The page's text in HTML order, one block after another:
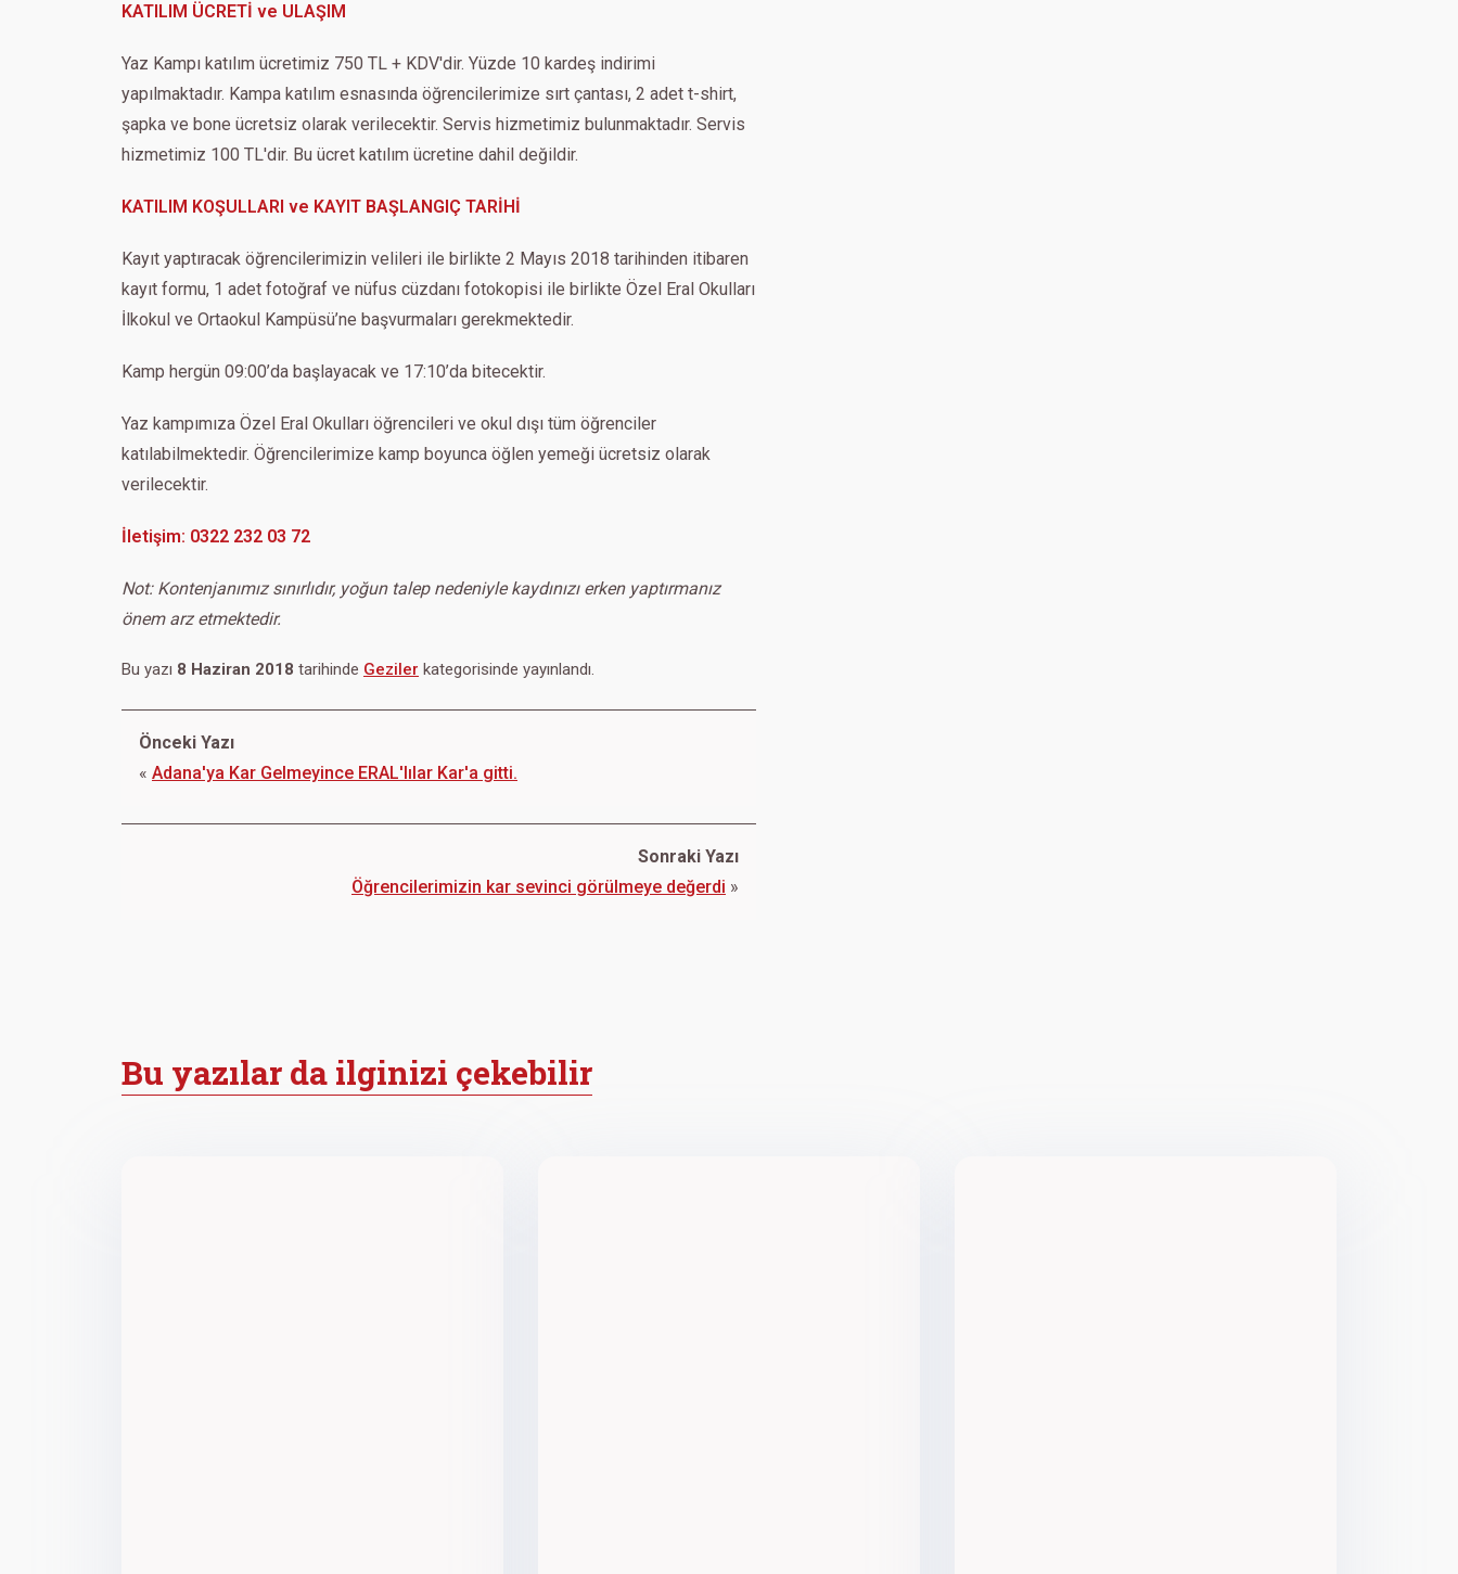
KATILIM ÜCRETİ ve ULAŞIM
Yaz Kampı katılım ücretimiz 750 TL + KDV'dir. Yüzde 10 kardeş indirimi
yapılmaktadır. Kampa katılım esnasında öğrencilerimize sırt çantası, 2 adet t-shirt,
şapka ve bone ücretsiz olarak verilecektir. Servis hizmetimiz bulunmaktadır. Servis
hizmetimiz 100 TL'dir. Bu ücret katılım ücretine dahil değildir.
KATILIM KOŞULLARI ve KAYIT BAŞLANGIÇ TARİHİ
Kayıt yaptıracak öğrencilerimizin velileri ile birlikte 2 Mayıs 2018 tarihinden itibaren
kayıt formu, 1 adet fotoğraf ve nüfus cüzdanı fotokopisi ile birlikte Özel Eral Okulları
İlkokul ve Ortaokul Kampüsü’ne başvurmaları gerekmektedir.
Kamp hergün 09:00’da başlayacak ve 17:10’da bitecektir.
Yaz kampımıza Özel Eral Okulları öğrencileri ve okul dışı tüm öğrenciler
katılabilmektedir. Öğrencilerimize kamp boyunca öğlen yemeği ücretsiz olarak
verilecektir.
İletişim: 0322 232 03 72
Not: Kontenjanımız sınırlıdır, yoğun talep nedeniyle kaydınızı erken yaptırmanız
önem arz etmektedir.
Bu yazı 8 Haziran 2018 tarihinde Geziler kategorisinde yayınlandı.
Önceki Yazı
« Adana'ya Kar Gelmeyince ERAL'lılar Kar'a gitti.
Sonraki Yazı
Öğrencilerimizin kar sevinci görülmeye değerdi »
Bu yazılar da ilginizi çekebilir